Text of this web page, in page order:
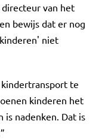
van het
bewijs dat er nog
niet
te
kinderen het
is nadenken. Dat is